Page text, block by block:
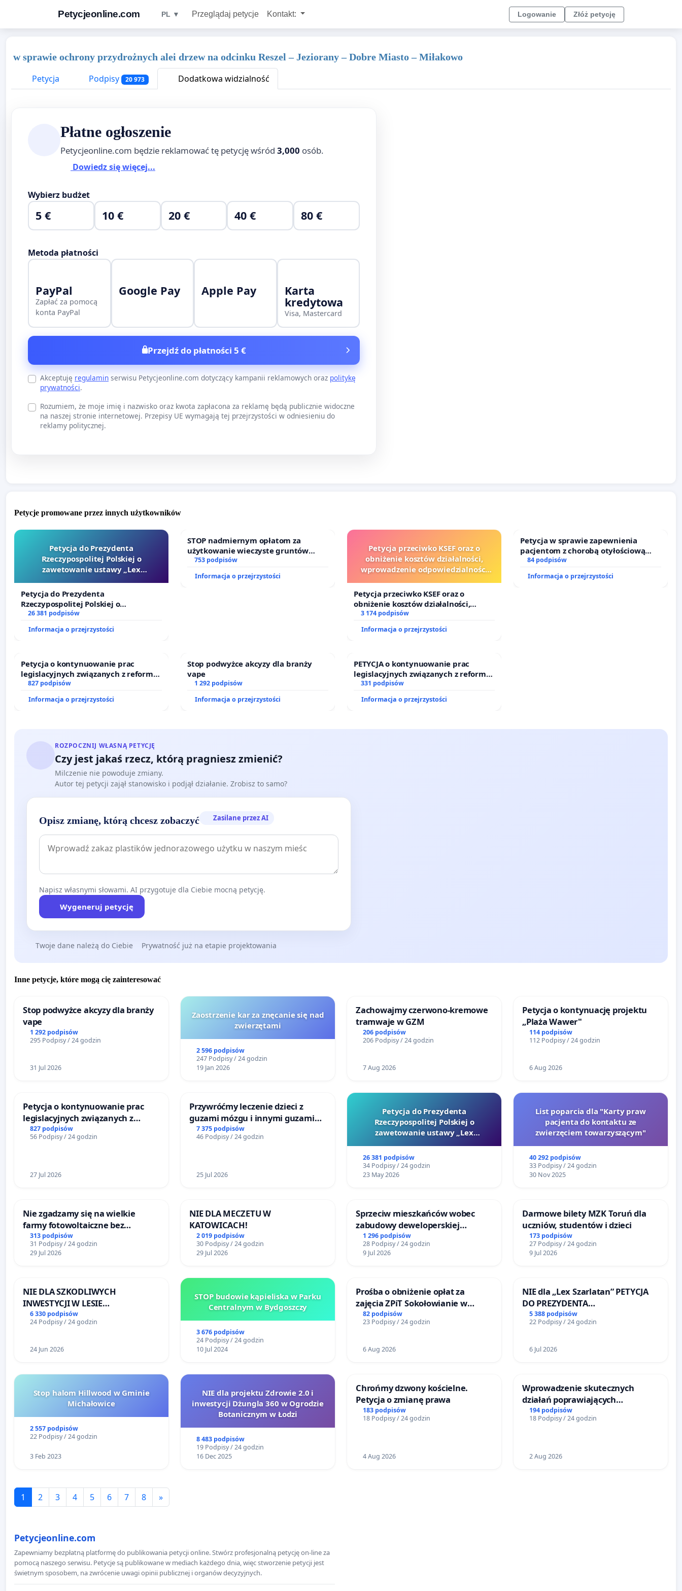
Petycjeonline.com PL ▼ Przeglądaj petycje Kontakt: Logowanie Złóż petycję
w sprawie ochrony przydrożnych alei drzew na odcinku Reszel – Jeziorany – Dobre Miasto – Miłakowo
Petycja
Podpisy 20 973 Dodatkowa widzialność
Płatne ogłoszenie
Petycjeonline.com będzie reklamować tę petycję wśród 3,000 osób.
Dowiedz się więcej...
Wybierz budżet
5 € 10 € 20 € 40 € 80 €
Metoda płatności
PayPal
Zapłać za pomocą
konta PayPal
Google Pay Apple Pay Karta
kredytowa
Visa, Mastercard
Przejdź do płatności 5 €
Akceptuję regulamin serwisu Petycjeonline.com dotyczący kampanii reklamowych oraz politykę
prywatności.
Rozumiem, że moje imię i nazwisko oraz kwota zapłacona za reklamę będą publicznie widoczne
na naszej stronie internetowej. Przepisy UE wymagają tej przejrzystości w odniesieniu do
reklamy politycznej.
Petycje promowane przez innych użytkowników
Petycja do Prezydenta
Rzeczypospolitej Polskiej o
zawetowanie ustawy „Lex
Petycja do Prezydenta
Rzeczypospolitej Polskiej o
zawetowanie ustawy „Lex Szarlatan”
26 381 podpisów
Informacja o przejrzystości
STOP nadmiernym opłatom za
użytkowanie wieczyste gruntów
zajmowanych przez rodzinne ogrody
753 podpisów
Informacja o przejrzystości
Petycja przeciwko KSEF oraz o
obniżenie kosztów działalności,
wprowadzenie odpowiedzialności
sędziów
Petycja przeciwko KSEF oraz o
obniżenie kosztów działalności,
wprowadzenie odpowiedzialności
sędziów
3 174 podpisów
Informacja o przejrzystości
Petycja w sprawie zapewnienia
pacjentom z chorobą otyłościową
dostępu do kompleksowego leczenia
84 podpisów
Informacja o przejrzystości
Petycja o kontynuowanie prac
legislacyjnych związanych z reformą
prawa rodzinnego
827 podpisów
Informacja o przejrzystości
Stop podwyżce akcyzy dla branży
vape
1 292 podpisów
Informacja o przejrzystości
PETYCJA o kontynuowanie prac
legislacyjnych związanych z reformą
prawa rodzinnego
331 podpisów
Informacja o przejrzystości
ROZPOCZNIJ WŁASNĄ PETYCJĘ
Czy jest jakaś rzecz, którą pragniesz zmienić?
Milczenie nie powoduje zmiany.
Autor tej petycji zajął stanowisko i podjął działanie. Zrobisz to samo?
Opisz zmianę, którą chcesz zobaczyć Zasilane przez AI
Napisz własnymi słowami. AI przygotuje dla Ciebie mocną petycję.
Wygeneruj petycję
Twoje dane należą do Ciebie Prywatność już na etapie projektowania
Inne petycje, które mogą cię zainteresować
Stop podwyżce akcyzy dla branży
vape
1 292 podpisów
295 Podpisy / 24 godzin
31 Jul 2026
Zaostrzenie kar za znęcanie się nad
zwierzętami
2 596 podpisów
247 Podpisy / 24 godzin
19 Jan 2026
Zachowajmy czerwono-kremowe
tramwaje w GZM
206 podpisów
206 Podpisy / 24 godzin
7 Aug 2026
Petycja o kontynuację projektu
„Plaża Wawer"
114 podpisów
112 Podpisy / 24 godzin
6 Aug 2026
Petycja o kontynuowanie prac
legislacyjnych związanych z
reformą prawa rodzinnego
827 podpisów
56 Podpisy / 24 godzin
27 Jul 2026
Przywróćmy leczenie dzieci z
guzami mózgu i innymi guzami
litymi do Górnośląskiego
Centrum Zdrowia Dziecka w
7 375 podpisów
46 Podpisy / 24 godzin
25 Jul 2026
Petycja do Prezydenta
Rzeczypospolitej Polskiej o
zawetowanie ustawy „Lex
26 381 podpisów
34 Podpisy / 24 godzin
23 May 2026
List poparcia dla "Karty praw
pacjenta do kontaktu ze
zwierzęciem towarzyszącym"
40 292 podpisów
33 Podpisy / 24 godzin
30 Nov 2025
Nie zgadzamy się na wielkie
farmy fotowoltaiczne bez
rzetelnych analiz i akceptacji
mieszkańców
313 podpisów
31 Podpisy / 24 godzin
29 Jul 2026
NIE DLA MECZETU W
KATOWICACH!
2 019 podpisów
30 Podpisy / 24 godzin
29 Jul 2026
Sprzeciw mieszkańców wobec
zabudowy deweloperskiej
terenow zielonych w rejonie
Bulwarów Straceńskich w Bielsku-
Białej
1 296 podpisów
28 Podpisy / 24 godzin
9 Jul 2026
Darmowe bilety MZK Toruń dla
uczniów, studentów i dzieci
173 podpisów
27 Podpisy / 24 godzin
9 Jul 2026
NIE DLA SZKODLIWYCH
INWESTYCJI W LESIE
ŁAGIEWNICKIM I ARTURÓWKU
6 330 podpisów
24 Podpisy / 24 godzin
24 Jun 2026
STOP budowie kąpieliska w Parku
Centralnym w Bydgoszczy
3 676 podpisów
24 Podpisy / 24 godzin
10 Jul 2024
Prośba o obniżenie opłat za
zajęcia ZPiT Sokołowianie w
Sokołowskim Ośrodku Kultury
82 podpisów
23 Podpisy / 24 godzin
6 Aug 2026
NIE dla „Lex Szarlatan” PETYCJA
DO PREZYDENTA
RZECZYPOSPOLITEJ POLSKIEJ
5 388 podpisów
22 Podpisy / 24 godzin
6 Jul 2026
Stop halom Hillwood w Gminie
Michałowice
2 557 podpisów
22 Podpisy / 24 godzin
3 Feb 2023
NIE dla projektu Zdrowie 2.0 i
inwestycji Dżungla 360 w Ogrodzie
Botanicznym w Łodzi
8 483 podpisów
19 Podpisy / 24 godzin
16 Dec 2025
Chrońmy dzwony kościelne.
Petycja o zmianę prawa
183 podpisów
18 Podpisy / 24 godzin
4 Aug 2026
Wprowadzenie skutecznych
działań poprawiających
bezpieczeństwo na ulicy
Żeromskiego w Otwocku
194 podpisów
18 Podpisy / 24 godzin
2 Aug 2026
1 2 3 4 5 6 7 8 »
Petycjeonline.com
Zapewniamy bezpłatną platformę do publikowania petycji online. Stwórz profesjonalną petycję on-line za
pomocą naszego serwisu. Petycje są publikowane w mediach każdego dnia, więc stworzenie petycji jest
świetnym sposobem, na zwrócenie uwagi opinii publicznej i organów decyzyjnych.